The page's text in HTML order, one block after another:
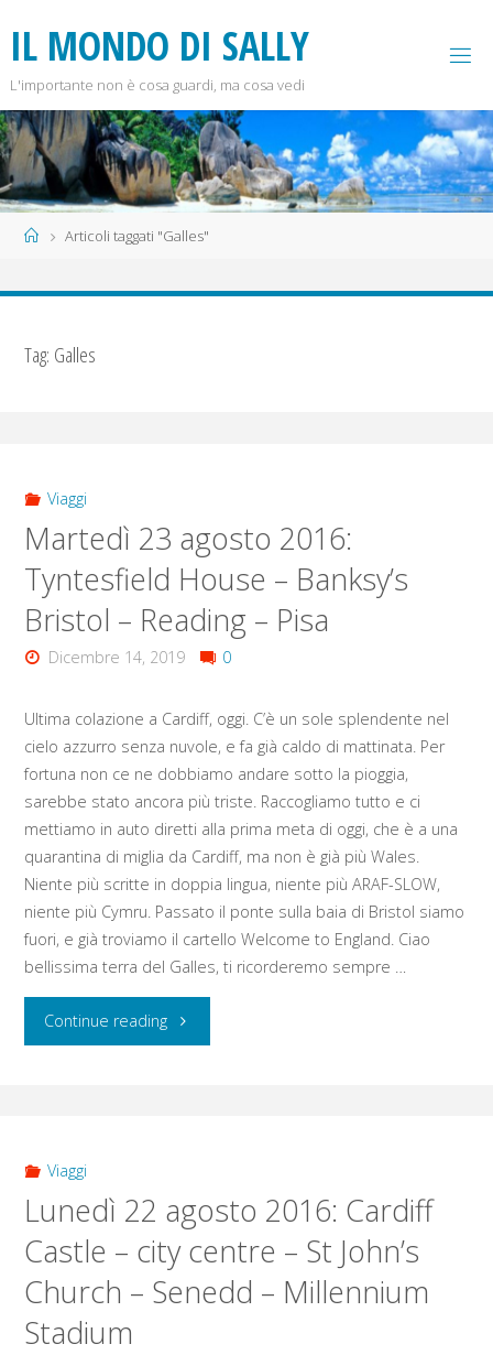
contenuto
IL MONDO DI SALLY
L'importante non è cosa guardi, ma cosa vedi
HomeArticoli taggati "Galles"
Tag: Galles
Viaggi
Martedì 23 agosto 2016:
Tyntesfield House – Banksy’s
Bristol – Reading – Pisa
Dicembre 14, 2019 0
Ultima colazione a Cardiff, oggi. C’è un sole splendente nel
cielo azzurro senza nuvole, e fa già caldo di mattinata. Per
fortuna non ce ne dobbiamo andare sotto la pioggia,
sarebbe stato ancora più triste. Raccogliamo tutto e ci
mettiamo in auto diretti alla prima meta di oggi, che è a una
quarantina di miglia da Cardiff, ma non è già più Wales.
Niente più scritte in doppia lingua, niente più ARAF-SLOW,
niente più Cymru. Passato il ponte sulla baia di Bristol siamo
fuori, e già troviamo il cartello Welcome to England. Ciao
bellissima terra del Galles, ti ricorderemo sempre …
Continue reading"Martedì
Tyntesfield
House
–
Viaggi
Lunedì 22 agosto 2016: Cardiff
Castle – city centre – St John’s
Church – Senedd – Millennium
Stadium